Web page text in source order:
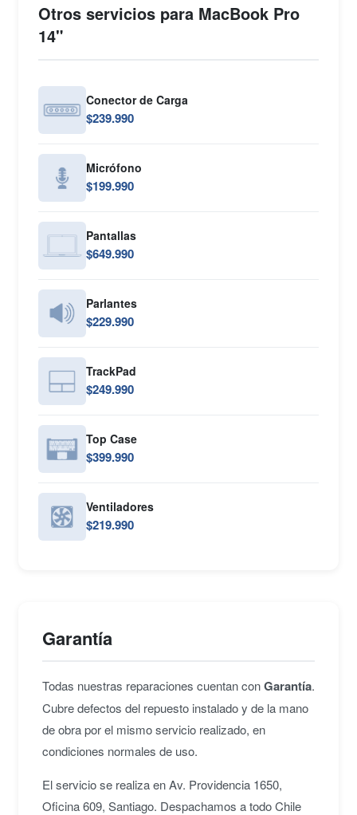
Otros servicios para MacBook Pro
14"
Conector de Carga
$239.990
Micrófono
$199.990
Pantallas
$649.990
Parlantes
$229.990
TrackPad
$249.990
Top Case
$399.990
Ventiladores
$219.990
Garantía
Todas nuestras reparaciones cuentan conGarantía.
Cubre defectos del repuesto instalado y de la mano
de obra por el mismo servicio realizado, en
condiciones normales de uso.
El servicio se realiza en Av. Providencia 1650,
Oficina 609, Santiago. Despachamos a todo Chile